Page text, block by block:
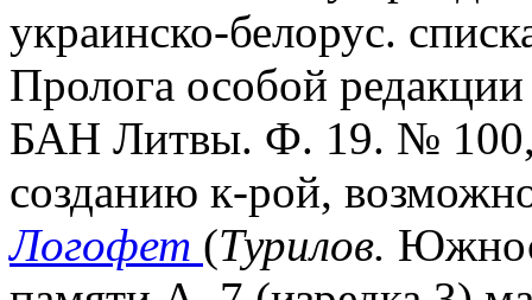
украинско-белорус.
Пролога особой
БАН Литвы. Ф. 19. № 100,
созданию к-рой,
Логофет (Турилов.